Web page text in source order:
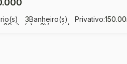
3Banheiro(s) Privativo:150.00
3Suíte(s) 2Vaga(s)